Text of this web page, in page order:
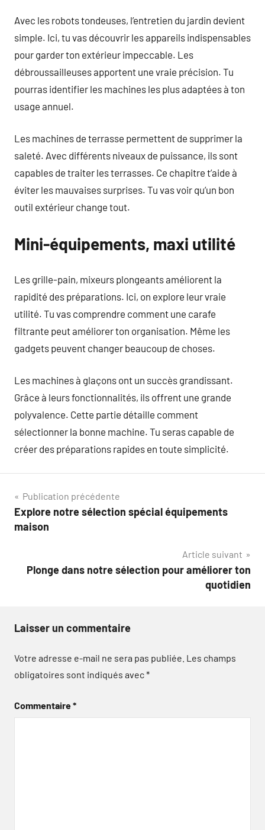
Avec les robots tondeuses, l’entretien du jardin devient
simple. Ici, tu vas découvrir les appareils indispensables
pour garder ton extérieur impeccable. Les
débroussailleuses apportent une vraie précision. Tu
pourras identifier les machines les plus adaptées à ton
usage annuel.
Les machines de terrasse permettent de supprimer la
saleté. Avec différents niveaux de puissance, ils sont
capables de traiter les terrasses. Ce chapitre t’aide à
éviter les mauvaises surprises. Tu vas voir qu’un bon
outil extérieur change tout.
Mini-équipements, maxi utilité
Les grille-pain, mixeurs plongeants améliorent la
rapidité des préparations. Ici, on explore leur vraie
utilité. Tu vas comprendre comment une carafe
filtrante peut améliorer ton organisation. Même les
gadgets peuvent changer beaucoup de choses.
Les machines à glaçons ont un succès grandissant.
Grâce à leurs fonctionnalités, ils offrent une grande
polyvalence. Cette partie détaille comment
sélectionner la bonne machine. Tu seras capable de
créer des préparations rapides en toute simplicité.
Navigation
de
Publication précédente
Explore notre sélection spécial équipements
maison
Article suivant
Plonge dans notre sélection pour améliorer ton
quotidien
Laisser un commentaire
Votre adresse e-mail ne sera pas publiée. Les champs
obligatoires sont indiqués avec*
Commentaire*